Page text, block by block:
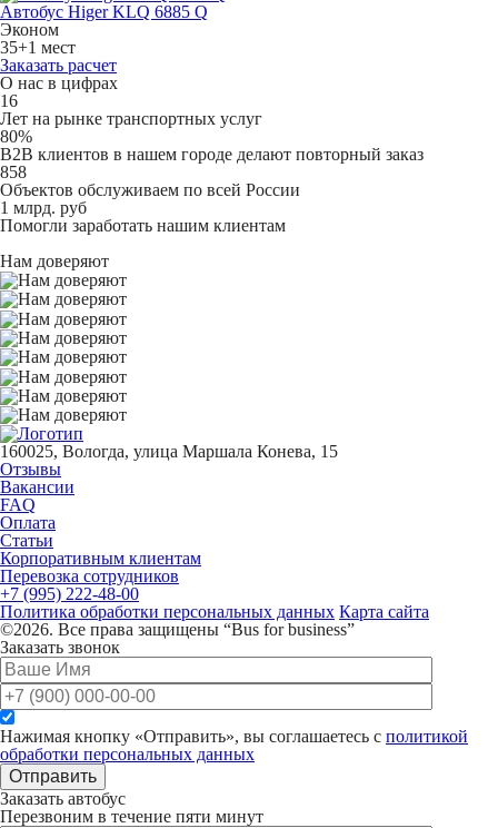
Автобус Higer KLQ 6885 Q
Эконом
35+1 мест
Заказать расчет
О нас в цифрах
16
Лет на рынке транспортных услуг
80%
B2B клиентов в нашем городе делают повторный заказ
858
Объектов обслуживаем по всей России
1 млрд. руб
Помогли заработать нашим клиентам
Нам доверяют
160025, Вологда, улица Маршала Конева, 15
Отзывы
Вакансии
FAQ
Оплата
Статьи
Корпоративным клиентам
Перевозка сотрудников
+7 (995) 222-48-00
Политика обработки персональных данных Карта сайта
©2026. Все права защищены “Bus for business”
Заказать звонок
Нажимая кнопку «Отправить», вы соглашаетесь с политикой
обработки персональных данных
Отправить
Заказать автобус
Перезвоним в течение пяти минут